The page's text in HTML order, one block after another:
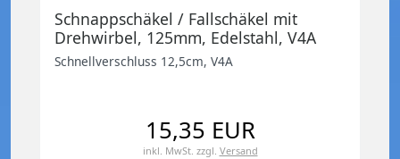
Schnappschäkel / Fallschäkel mit
Drehwirbel, 125mm, Edelstahl, V4A
Schnellverschluss 12,5cm, V4A
15,35 EUR
inkl. MwSt. zzgl. Versand